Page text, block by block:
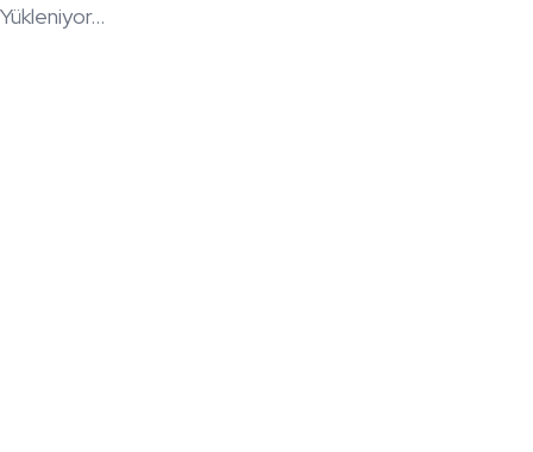
Yükleniyor...